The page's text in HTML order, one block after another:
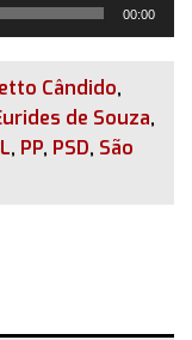
00:00
Cândido,
de Souza,
, PP, PSD, São